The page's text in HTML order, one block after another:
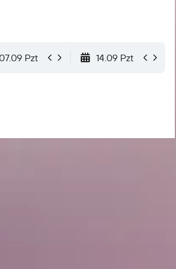
07.09 Pzt 14.09 Pzt